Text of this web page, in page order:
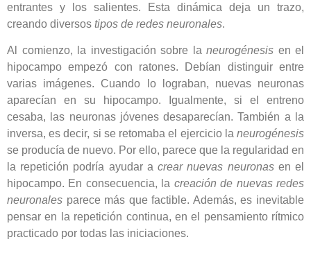
entrantes y los salientes. Esta dinámica deja un trazo,
creando diversos tipos de redes neuronales.
Al comienzo, la investigación sobre la neurogénesis en el
hipocampo empezó con ratones. Debían distinguir entre
varias imágenes. Cuando lo lograban, nuevas neuronas
aparecían en su hipocampo. Igualmente, si el entreno
cesaba, las neuronas jóvenes desaparecían. También a la
inversa, es decir, si se retomaba el ejercicio la neurogénesis
se producía de nuevo. Por ello, parece que la regularidad en
la repetición podría ayudar acrear nuevas neuronasen el
hipocampo. En consecuencia, la creación de nuevas redes
neuronales parece más que factible. Además, es inevitable
pensar en la repetición continua, en el pensamiento rítmico
practicado por todas las iniciaciones.